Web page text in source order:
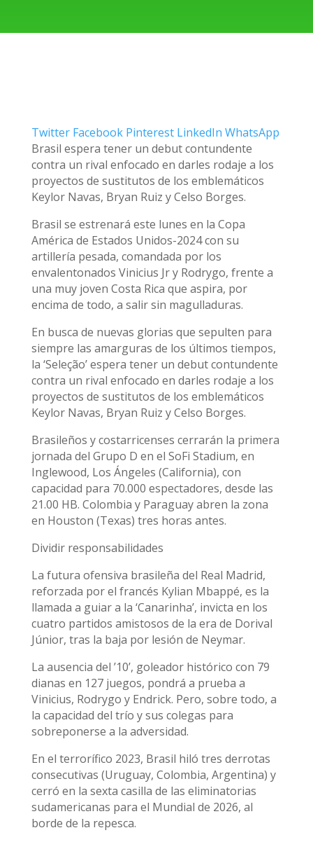
Twitter Facebook Pinterest LinkedIn WhatsApp
Brasil espera tener un debut contundente
contra un rival enfocado en darles rodaje a los
proyectos de sustitutos de los emblemáticos
Keylor Navas, Bryan Ruiz y Celso Borges.
Brasil se estrenará este lunes en la Copa
América de Estados Unidos-2024 con su
artillería pesada, comandada por los
envalentonados Vinicius Jr y Rodrygo, frente a
una muy joven Costa Rica que aspira, por
encima de todo, a salir sin magulladuras.
En busca de nuevas glorias que sepulten para
siempre las amarguras de los últimos tiempos,
la ‘Seleção’ espera tener un debut contundente
contra un rival enfocado en darles rodaje a los
proyectos de sustitutos de los emblemáticos
Keylor Navas, Bryan Ruiz y Celso Borges.
Brasileños y costarricenses cerrarán la primera
jornada del Grupo D en el SoFi Stadium, en
Inglewood, Los Ángeles (California), con
capacidad para 70.000 espectadores, desde las
21.00 HB. Colombia y Paraguay abren la zona
en Houston (Texas) tres horas antes.
Dividir responsabilidades
La futura ofensiva brasileña del Real Madrid,
reforzada por el francés Kylian Mbappé, es la
llamada a guiar a la ‘Canarinha’, invicta en los
cuatro partidos amistosos de la era de Dorival
Júnior, tras la baja por lesión de Neymar.
La ausencia del ’10’, goleador histórico con 79
dianas en 127 juegos, pondrá a prueba a
Vinicius, Rodrygo y Endrick. Pero, sobre todo, a
la capacidad del trío y sus colegas para
sobreponerse a la adversidad.
En el terrorífico 2023, Brasil hiló tres derrotas
consecutivas (Uruguay, Colombia, Argentina) y
cerró en la sexta casilla de las eliminatorias
sudamericanas para el Mundial de 2026, al
borde de la repesca.